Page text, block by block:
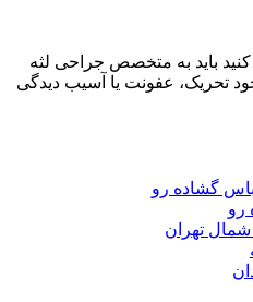
به متخصص جراحی لثه
عفونت یا آسیب دیدگی
رو